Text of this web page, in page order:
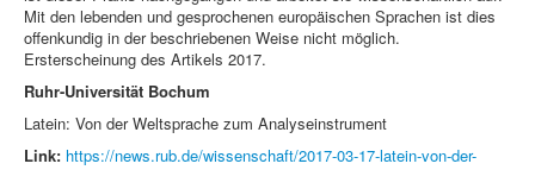
Mit den lebenden und gesprochenen europäischen Sprachen ist dies
offenkundig in der beschriebenen Weise nicht möglich.
Ersterscheinung des Artikels 2017.
Ruhr-Universität Bochum
Latein: Von der Weltsprache zum Analyseinstrument
Link: https://news.rub.de/wissenschaft/2017-03-17-latein-von-der-